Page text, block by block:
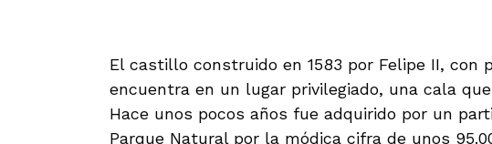
El castillo construido en 1583 por Felipe II, con
encuentra en un lugar privilegiado, una cala
Hace unos pocos años fue adquirido por un
Parque Natural por la módica cifra de unos